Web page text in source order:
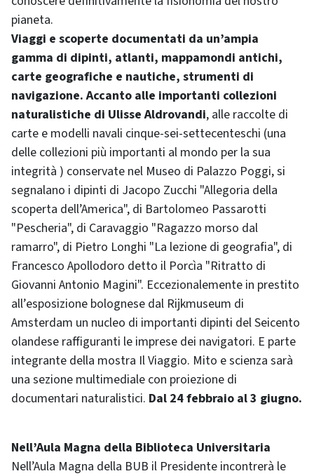
pianeta.
Viaggi e scoperte documentati da un’ampia
gamma di dipinti, atlanti, mappamondi antichi,
carte geografiche e nautiche, strumenti di
navigazione. Accanto alle importanti collezioni
naturalistiche di Ulisse Aldrovandi, alle raccolte di
carte e modelli navali cinque-sei-settecenteschi (una
delle collezioni più importanti al mondo per la sua
integrità ) conservate nel Museo di Palazzo Poggi, si
segnalano i dipinti di Jacopo Zucchi "Allegoria della
scoperta dell’America", di Bartolomeo Passarotti
"Pescheria", di Caravaggio "Ragazzo morso dal
ramarro", di Pietro Longhi "La lezione di geografia", di
Francesco Apollodoro detto il Porcìa "Ritratto di
Giovanni Antonio Magini". Eccezionalemente in prestito
all’esposizione bolognese dal Rijkmuseum di
Amsterdam un nucleo di importanti dipinti del Seicento
olandese raffiguranti le imprese dei navigatori. E parte
integrante della mostra Il Viaggio. Mito e scienza sarà
una sezione multimediale con proiezione di
documentari naturalistici. Dal 24 febbraio al 3 giugno.
Nell’Aula Magna della Biblioteca Universitaria
Nell’Aula Magna della BUB il Presidente incontrerà le